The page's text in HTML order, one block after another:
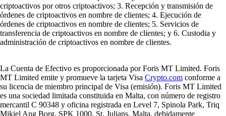
criptoactivos por otros criptoactivos; 3. Recepción y transmisión de
órdenes de criptoactivos en nombre de clientes; 4. Ejecución de
órdenes de criptoactivos en nombre de clientes; 5. Servicios de
transferencia de criptoactivos en nombre de clientes; y 6. Custodia y
administración de criptoactivos en nombre de clientes.
La Cuenta de Efectivo es proporcionada por Foris MT Limited. Foris
MT Limited emite y promueve la tarjeta Visa Crypto.com conforme a
su licencia de miembro principal de Visa (emisión). Foris MT Limited
es una sociedad limitada constituida en Malta, con número de registro
mercantil C 90348 y oficina registrada en Level 7, Spinola Park, Triq
Mikiel Ang Borg, SPK 1000, St. Julians, Malta, debidamente